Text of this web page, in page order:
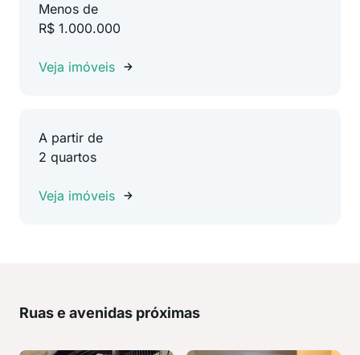
Menos de
R$ 1.000.000
Veja imóveis
A partir de
2 quartos
Veja imóveis
Ruas e avenidas próximas